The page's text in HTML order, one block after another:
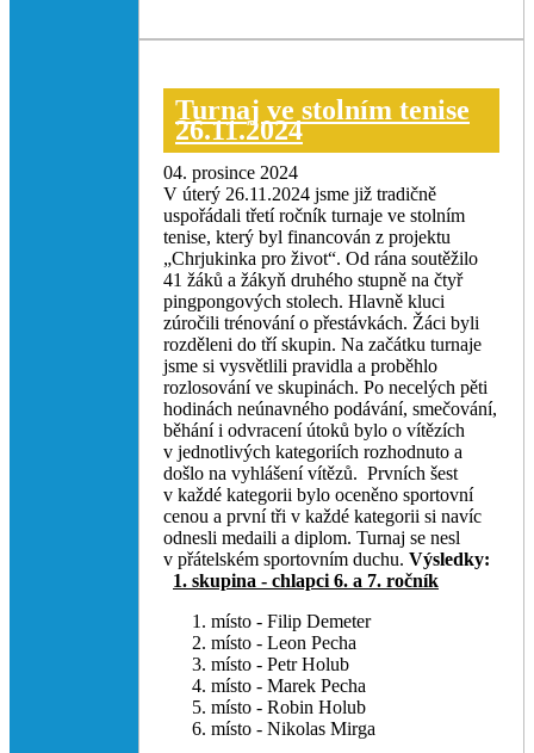
Turnaj ve stolním tenise
26.11.2024
04. prosince 2024
V úterý 26.11.2024 jsme již tradičně
uspořádali třetí ročník turnaje ve stolním
tenise, který byl financován z projektu
„Chrjukinka pro život“. Od rána soutěžilo
41 žáků a žákyň druhého stupně na čtyř
pingpongových stolech. Hlavně kluci
zúročili trénování o přestávkách. Žáci byli
rozděleni do tří skupin. Na začátku turnaje
jsme si vysvětlili pravidla a proběhlo
rozlosování ve skupinách. Po necelých pěti
hodinách neúnavného podávání, smečování,
běhání i odvracení útoků bylo o vítězích
v jednotlivých kategoriích rozhodnuto a
došlo na vyhlášení vítězů. Prvních šest
v každé kategorii bylo oceněno sportovní
cenou a první tři v každé kategorii si navíc
odnesli medaili a diplom. Turnaj se nesl
v přátelském sportovním duchu. Výsledky:
1. skupina - chlapci 6. a 7. ročník
místo - Filip Demeter
místo - Leon Pecha
místo - Petr Holub
místo - Marek Pecha
místo - Robin Holub
místo - Nikolas Mirga